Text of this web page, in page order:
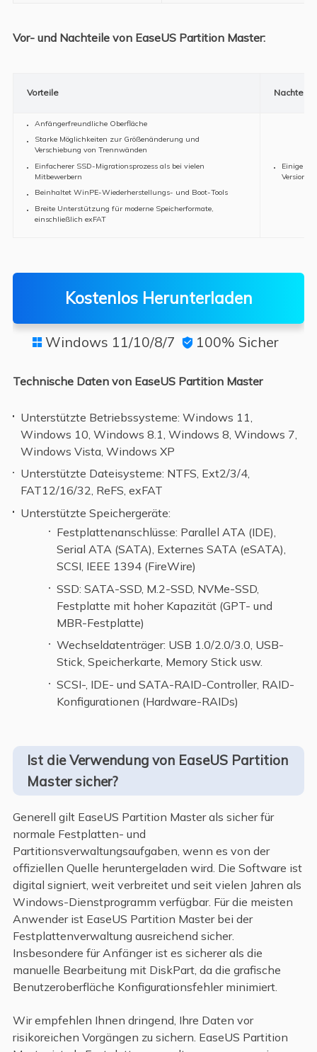
Vor- und Nachteile von EaseUS Partition Master:
Vorteile Nachteile
Anfängerfreundliche Oberfläche
Starke Möglichkeiten zur Größenänderung und
Verschiebung von Trennwänden
Einfacherer SSD-Migrationsprozess als bei vielen
Mitbewerbern
Beinhaltet WinPE-Wiederherstellungs- und Boot-Tools
Breite Unterstützung für moderne Speicherformate,
einschließlich exFAT
Einige
Kostenlos Herunterladen
 Windows 11/10/8/7  100% Sicher
Technische Daten von EaseUS Partition Master
Unterstützte Betriebssysteme: Windows 11,
Windows 10, Windows 8.1, Windows 8, Windows 7,
Windows Vista, Windows XP
Unterstützte Dateisysteme: NTFS, Ext2/3/4,
FAT12/16/32, ReFS, exFAT
Unterstützte Speichergeräte:
Festplattenanschlüsse: Parallel ATA (IDE),
Serial ATA (SATA), Externes SATA (eSATA),
SCSI, IEEE 1394 (FireWire)
SSD: SATA-SSD, M.2-SSD, NVMe-SSD,
Festplatte mit hoher Kapazität (GPT- und
MBR-Festplatte)
Wechseldatenträger: USB 1.0/2.0/3.0, USB-
Stick, Speicherkarte, Memory Stick usw.
SCSI-, IDE- und SATA-RAID-Controller, RAID-
Konfigurationen (Hardware-RAIDs)
Ist die Verwendung von EaseUS Partition
Master sicher?
Generell gilt EaseUS Partition Master als sicher für
normale Festplatten- und
Partitionsverwaltungsaufgaben, wenn es von der
offiziellen Quelle heruntergeladen wird. Die Software ist
digital signiert, weit verbreitet und seit vielen Jahren als
Windows-Dienstprogramm verfügbar. Für die meisten
Anwender ist EaseUS Partition Master bei der
Festplattenverwaltung ausreichend sicher.
Insbesondere für Anfänger ist es sicherer als die
manuelle Bearbeitung mit DiskPart, da die grafische
Benutzeroberfläche Konfigurationsfehler minimiert.
Wir empfehlen Ihnen dringend, Ihre Daten vor
risikoreichen Vorgängen zu sichern. EaseUS Partition